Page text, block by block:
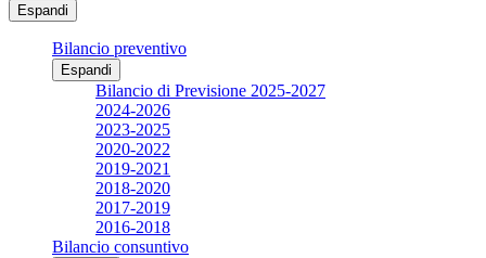
Espandi
Bilancio preventivo
Espandi
Bilancio di Previsione 2025-2027
2024-2026
2023-2025
2020-2022
2019-2021
2018-2020
2017-2019
2016-2018
Bilancio consuntivo